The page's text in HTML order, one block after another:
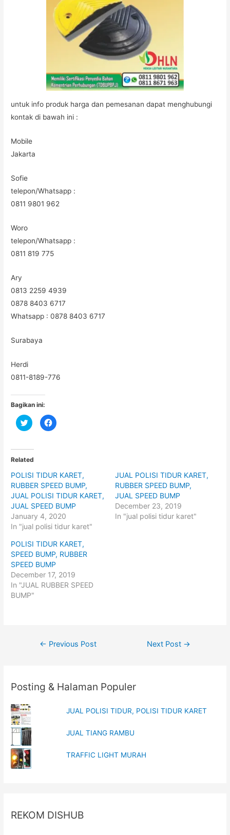
untuk info produk harga dan pemesanan dapat menghubungi
kontak di bawah ini :
Mobile
Jakarta
Sofie
telepon/Whatsapp :
0811 9801 962
Woro
telepon/Whatsapp :
0811 819 775
Ary
0813 2259 4939
0878 8403 6717
Whatsapp : 0878 8403 6717
Surabaya
Herdi
0811-8189-776
Bagikan ini:
C
l
t
o
s
h
a
r
e
o
n
T
w
i
t
t
r
(
O
p
e
n
s
i
n
C
l
h
a
r
e
o
n
F
a
c
e
b
o
k
(
O
e
n
s
d
o
Related
POLISI TIDUR KARET,
RUBBER SPEED BUMP,
JUAL POLISI TIDUR KARET,
JUAL SPEED BUMP
January 4, 2020
In "jual polisi tidur karet"
JUAL POLISI TIDUR KARET,
RUBBER SPEED BUMP,
JUAL SPEED BUMP
December 23, 2019
In "jual polisi tidur karet"
POLISI TIDUR KARET,
SPEED BUMP, RUBBER
SPEED BUMP
December 17, 2019
In "JUAL RUBBER SPEED
BUMP"
Post
← Previous Post Next Post →
Posting & Halaman Populer
JUAL POLISI TIDUR, POLISI TIDUR KARET
JUAL TIANG RAMBU
TRAFFIC LIGHT MURAH
REKOM DISHUB